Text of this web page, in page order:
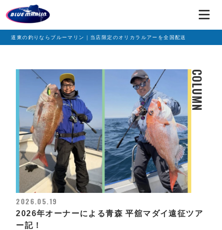
道東の釣りならブルーマリン｜当店限定のオリカラルアーを全国配送
COLUMN
2026.05.19
2026年オーナーによる青森 平舘マダイ遠征ツア
ー記！